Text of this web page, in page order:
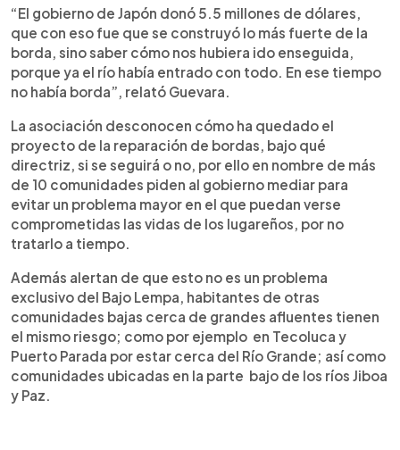
“El gobierno de Japón donó 5.5 millones de dólares,
que con eso fue que se construyó lo más fuerte de la
borda, sino saber cómo nos hubiera ido enseguida,
porque ya el río había entrado con todo. En ese tiempo
no había borda”, relató Guevara.
La asociación desconocen cómo ha quedado el
proyecto de la reparación de bordas, bajo qué
directriz, si se seguirá o no, por ello en nombre de más
de 10 comunidades piden al gobierno mediar para
evitar un problema mayor en el que puedan verse
comprometidas las vidas de los lugareños, por no
tratarlo a tiempo.
Además alertan de que esto no es un problema
exclusivo del Bajo Lempa, habitantes de otras
comunidades bajas cerca de grandes afluentes tienen
el mismo riesgo; como por ejemplo en Tecoluca y
Puerto Parada por estar cerca del Río Grande; así como
comunidades ubicadas en la parte bajo de los ríos Jiboa
y Paz.